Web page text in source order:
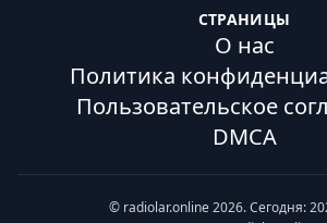
СТРАНИЦЫ
О нас
Политика
Пользовательское
DMCA
© radiolar.online 2026. Сегодня: